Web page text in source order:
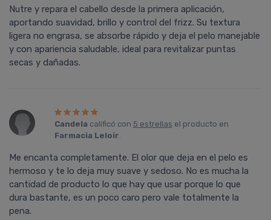
Nutre y repara el cabello desde la primera aplicación,
aportando suavidad, brillo y control del frizz. Su textura
ligera no engrasa, se absorbe rápido y deja el pelo manejable
y con apariencia saludable, ideal para revitalizar puntas
secas y dañadas.
Candela calificó con 5 estrellas el producto en
Farmacia Leloir.
Me encanta completamente. El olor que deja en el pelo es
hermoso y te lo deja muy suave y sedoso. No es mucha la
cantidad de producto lo que hay que usar porque lo que
dura bastante, es un poco caro pero vale totalmente la
pena.